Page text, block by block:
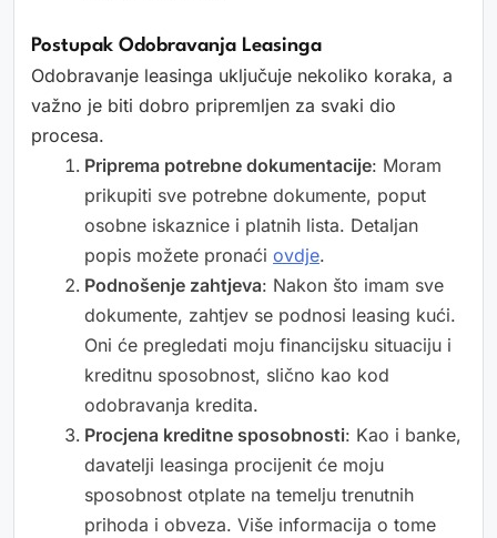
Postupak Odobravanja Leasinga
Odobravanje leasinga uključuje nekoliko koraka, a
važno je biti dobro pripremljen za svaki dio
procesa.
Priprema potrebne dokumentacije: Moram
prikupiti sve potrebne dokumente, poput
osobne iskaznice i platnih lista. Detaljan
popis možete pronaći ovdje.
Podnošenje zahtjeva: Nakon što imam sve
dokumente, zahtjev se podnosi leasing kući.
Oni će pregledati moju financijsku situaciju i
kreditnu sposobnost, slično kao kod
odobravanja kredita.
Procjena kreditne sposobnosti: Kao i banke,
davatelji leasinga procijenit će moju
sposobnost otplate na temelju trenutnih
prihoda i obveza. Više informacija o tome